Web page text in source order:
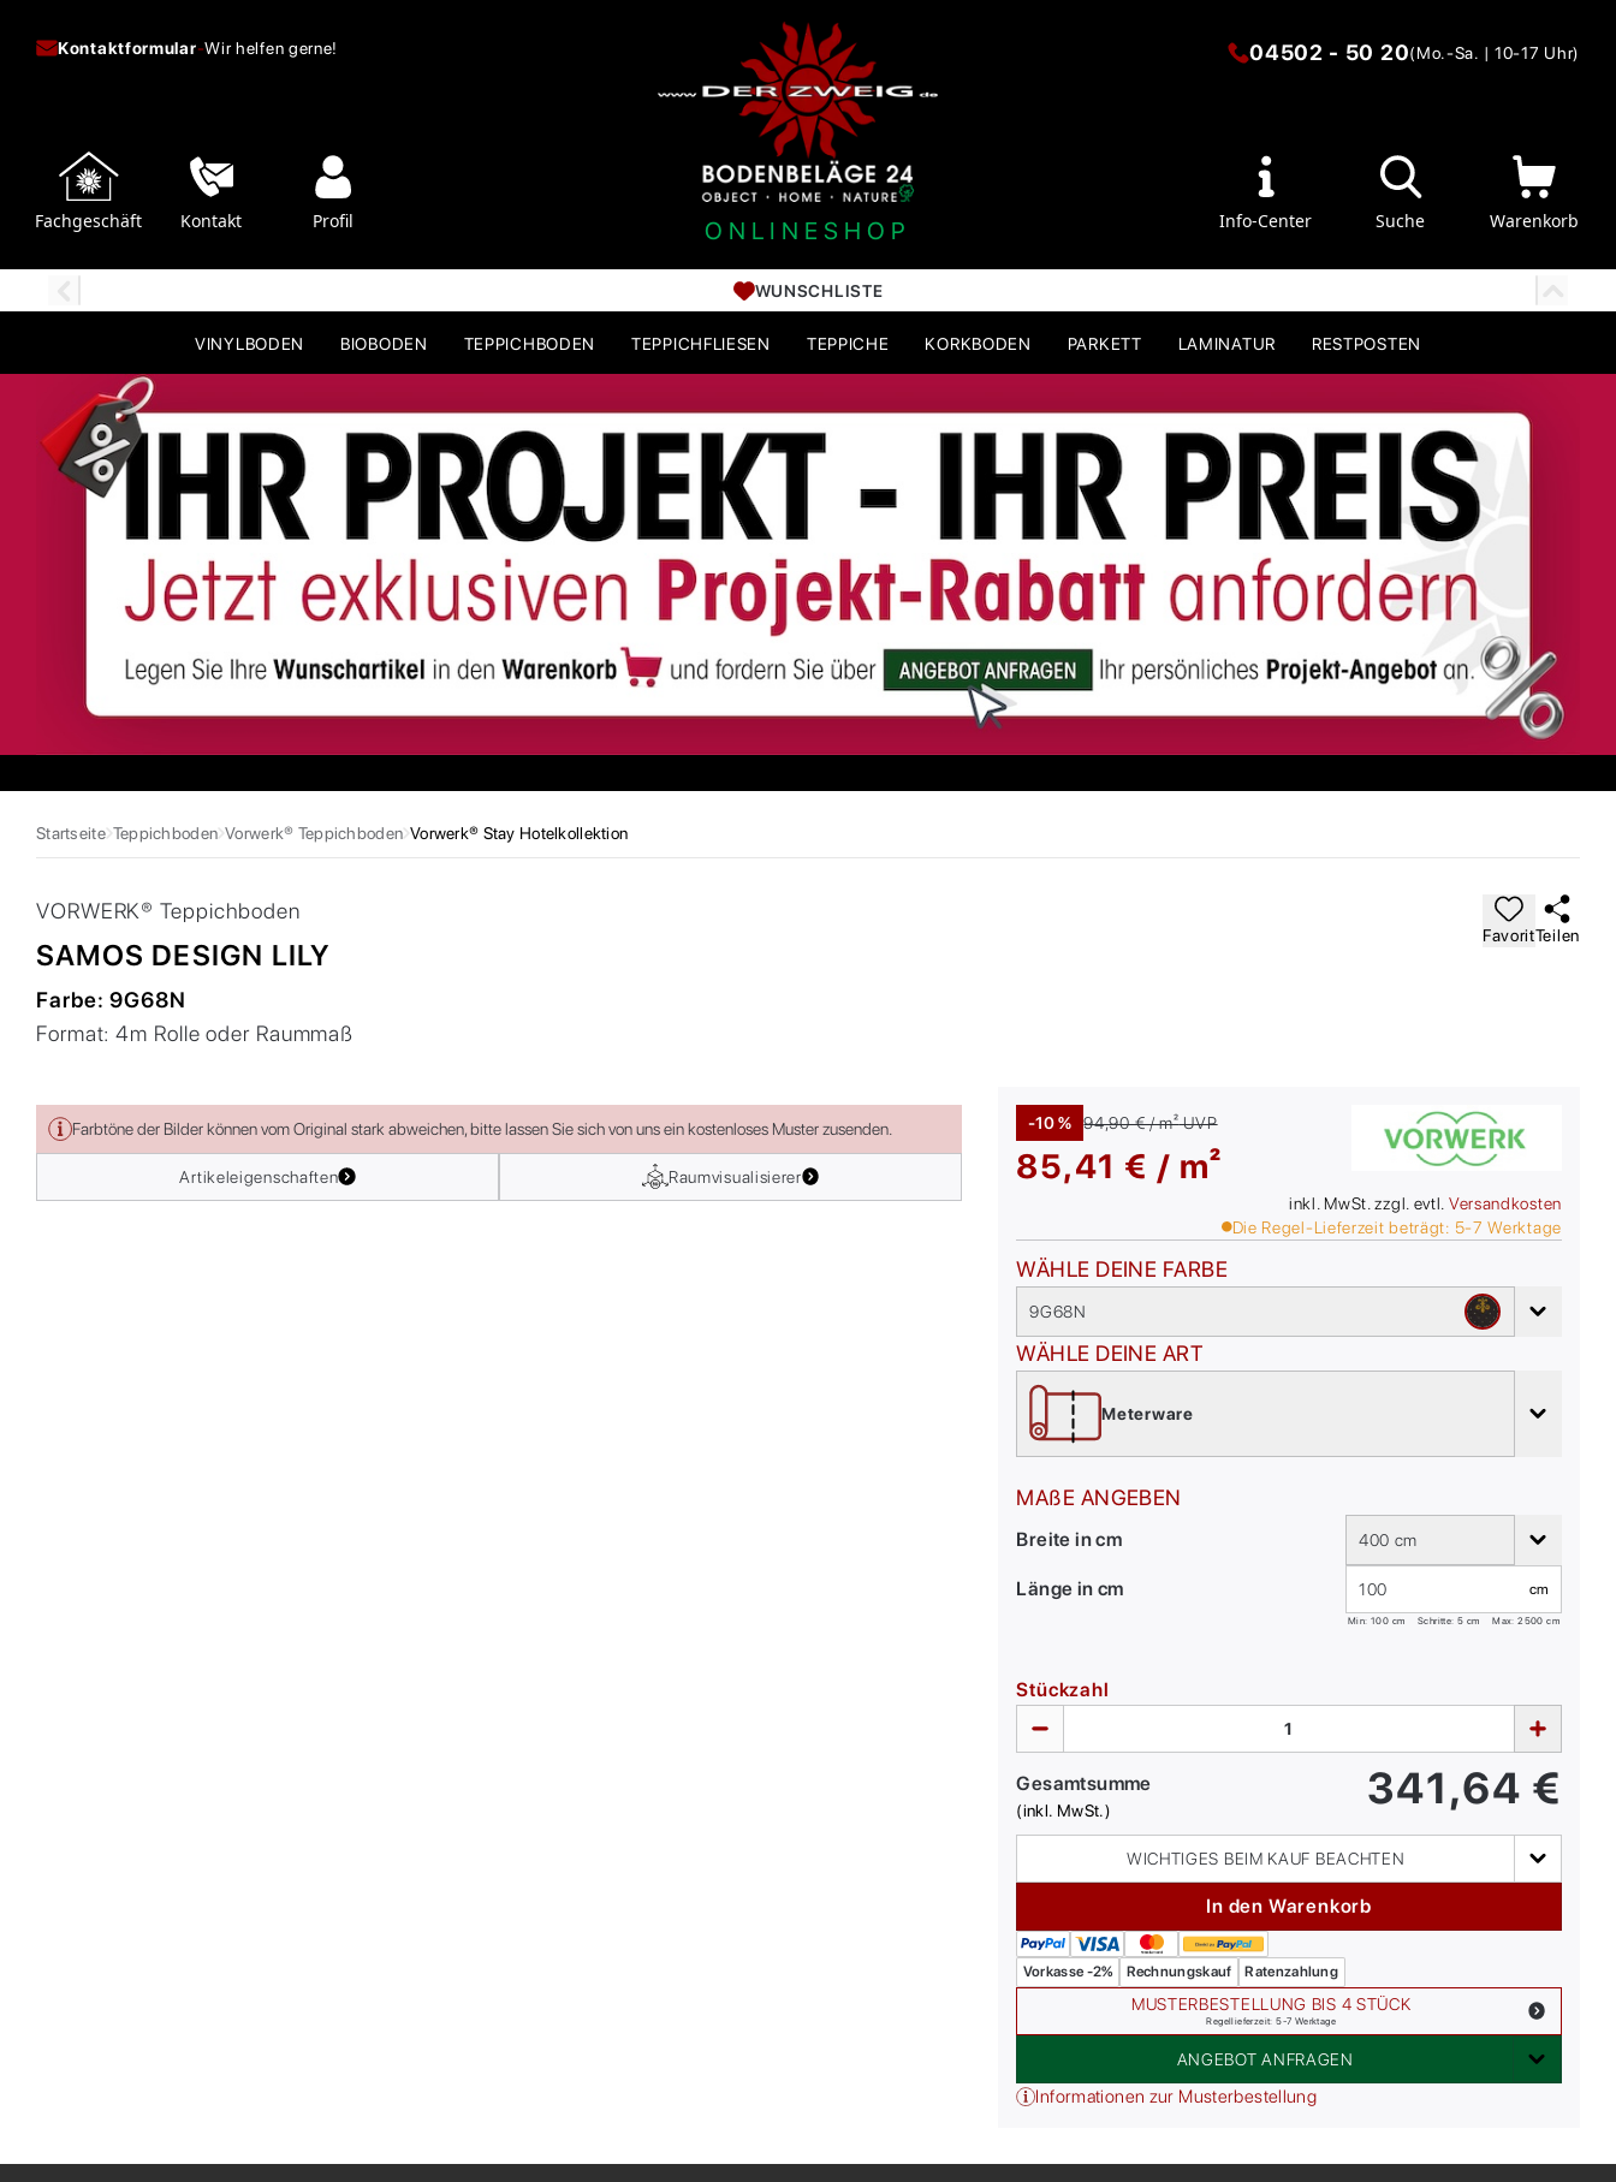
Kontaktformular-Wir helfen gerne!
Fachgeschäft Kontakt Profil ONLINESHOP
04502 - 50 20(Mo.-Sa. | 10-17 Uhr)
Info-Center Suche Warenkorb
WUNSCHLISTE
VINYLBODEN BIOBODEN TEPPICHBODEN TEPPICHFLIESEN TEPPICHE KORKBODEN PARKETT LAMINATUR RESTPOSTEN
Startseite Teppichboden Vorwerk® Teppichboden Vorwerk® Stay Hotelkollektion
VORWERK® Teppichboden
SAMOS DESIGN LILY
Farbe:9G68N
Format:4m Rolle oder Raummaß
FavoritTeilen
Farbtöne der Bilder können vom Original stark abweichen, bitte lassen Sie sich von uns ein kostenloses Muster zusenden.
Artikeleigenschaften Raumvisualisierer
-10 % 94,90 € / m²UVP
85,41 € / m²
inkl. MwSt. zzgl. evtl. Versandkosten
Die Regel-Lieferzeit beträgt: 5-7 Werktage
WÄHLE DEINE FARBE
9G68N
WÄHLE DEINE ART
Meterware
MAßE ANGEBEN
Breite in cm 400 cm
Länge in cm cm
Min: 100 cm Schritte: 5 cm Max:2500 cm
Stückzahl
Gesamtsumme
(inkl. MwSt.) 341,64 €
WICHTIGES BEIM KAUF BEACHTEN
In den Warenkorb
Vorkasse -2% Rechnungskauf Ratenzahlung
MUSTERBESTELLUNG BIS 4 STÜCK
Regellieferzeit: 5-7 Werktage
ANGEBOT ANFRAGEN
Informationen zur Musterbestellung